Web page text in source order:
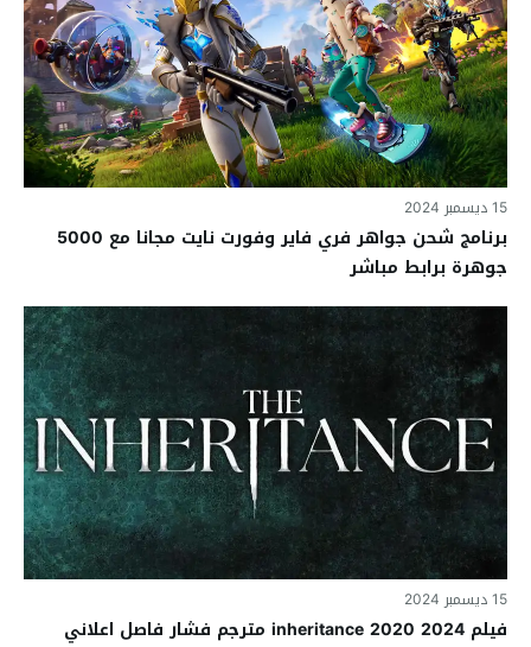
15 ديسمبر 2024
برنامج شحن جواهر فري فاير وفورت نايت مجانا مع 5000
جوهرة برابط مباشر
15 ديسمبر 2024
فيلم inheritance 2020 2024 مترجم فشار فاصل اعلاني